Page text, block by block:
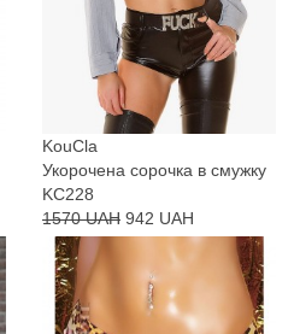
KouCla
Укорочена сорочка в смужку
KC228
1570 UAH 942 UAH